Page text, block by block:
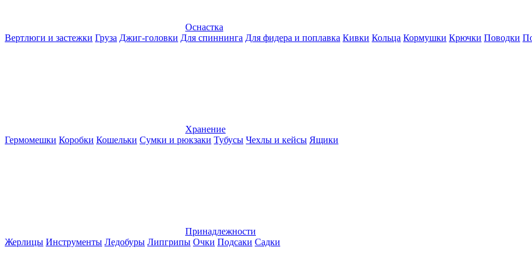
Оснастка
Вертлюги и застежки Груза Джиг-головки Для спиннинга Для фидера и поплавка Кивки Кольца Кормушки Крючки Поводки
Хранение
Гермомешки Коробки Кошельки Сумки и рюкзаки Тубусы Чехлы и кейсы Ящики
Принадлежности
Жерлицы Инструменты Ледобуры Липгрипы Очки Подсаки Садки